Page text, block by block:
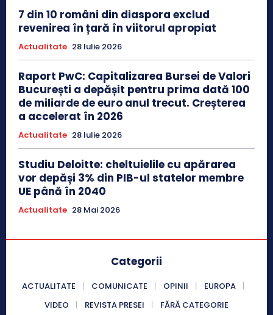
7 din 10 români din diaspora exclud
revenirea în țară în viitorul apropiat
Actualitate 28 Iulie 2026
Raport PwC: Capitalizarea Bursei de Valori
București a depășit pentru prima dată 100
de miliarde de euro anul trecut. Creșterea
a accelerat în 2026
Actualitate 28 Iulie 2026
Studiu Deloitte: cheltuielile cu apărarea
vor depăși 3% din PIB-ul statelor membre
UE până în 2040
Actualitate 28 Mai 2026
Categorii
ACTUALITATE COMUNICATE OPINII
EUROPA
VIDEO
REVISTA PRESEI FĂRĂ CATEGORIE